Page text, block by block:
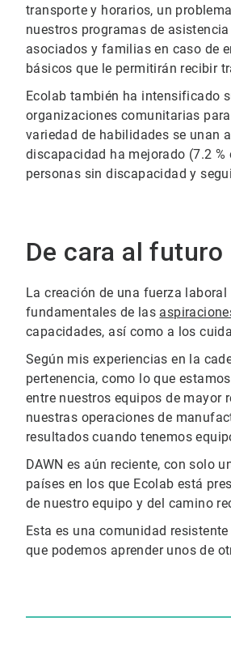
transporte y horarios, un
nuestros programas de
asociados y familias en caso de
básicos que le permitirán recibir
Ecolab también ha intensificado
organizaciones comunitarias
variedad de habilidades se unan
discapacidad ha mejorado (7.2
personas sin discapacidad y
De cara al futuro
La creación de una fuerza
fundamentales de las
capacidades, así como a los
Según mis experiencias en la
pertenencia, como lo que
entre nuestros equipos de mayor
nuestras operaciones de
resultados cuando tenemos
DAWN es aún reciente, con solo
países en los que Ecolab está
de nuestro equipo y del camino
Esta es una comunidad
que podemos aprender unos de